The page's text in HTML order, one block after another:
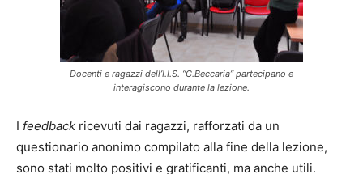
Docenti e ragazzi dell’I.I.S. “C.Beccaria” partecipano e
interagiscono durante la lezione.
I feedback ricevuti dai ragazzi, rafforzati da un
questionario anonimo compilato alla fine della lezione,
sono stati molto positivi e gratificanti, ma anche utili.